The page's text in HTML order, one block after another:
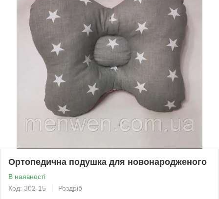
Ортопедична подушка для новонародженого
В наявності
Код: 302-15
Роздріб